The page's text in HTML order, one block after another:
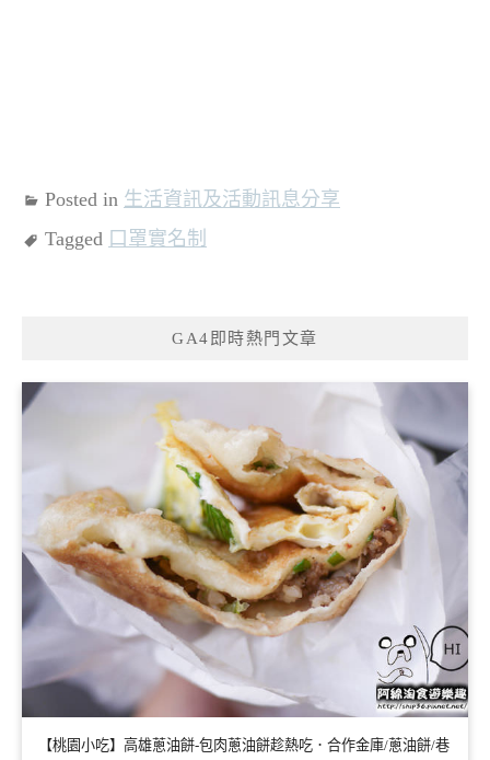
Posted in 生活資訊及活動訊息分享
Tagged 口罩實名制
GA4即時熱門文章
【桃園小吃】高雄蔥油餅-包肉蔥油餅趁熱吃．合作金庫/蔥油餅/巷